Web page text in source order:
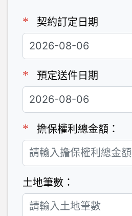
* 契約訂定日期
* 預定送件日期
* 擔保權利總金額：
土地筆數：